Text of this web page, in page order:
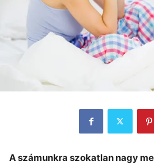
A számunkra szokatlan nagy